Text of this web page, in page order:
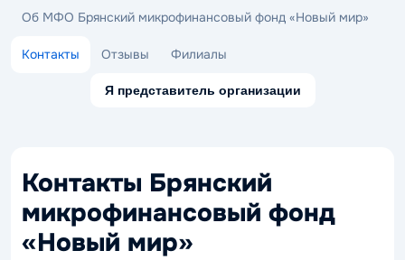
Об МФО Брянский микрофинансовый фонд «Новый мир»
Контакты Отзывы Филиалы
Я представитель организации
Контакты Брянский
микрофинансовый фонд
«Новый мир»